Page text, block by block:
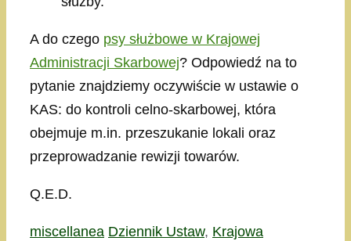
A do czego psy służbowe w Krajowej
Administracji Skarbowej? Odpowiedź na to
pytanie znajdziemy oczywiście w ustawie o
KAS: do kontroli celno-skarbowej, która
obejmuje m.in. przeszukanie lokali oraz
przeprowadzanie rewizji towarów.
Q.E.D.
Kategorie
miscellanea Tagi
Dziennik Ustaw, Krajowa